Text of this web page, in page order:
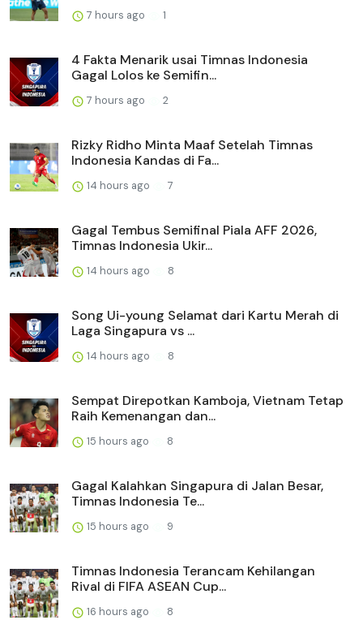
7 hours ago 1
4 Fakta Menarik usai Timnas Indonesia
Gagal Lolos ke Semifin...
7 hours ago 2
Rizky Ridho Minta Maaf Setelah Timnas
Indonesia Kandas di Fa...
14 hours ago 7
Gagal Tembus Semifinal Piala AFF 2026,
Timnas Indonesia Ukir...
14 hours ago 8
Song Ui-young Selamat dari Kartu Merah di
Laga Singapura vs ...
14 hours ago 8
Sempat Direpotkan Kamboja, Vietnam Tetap
Raih Kemenangan dan...
15 hours ago 8
Gagal Kalahkan Singapura di Jalan Besar,
Timnas Indonesia Te...
15 hours ago 9
Timnas Indonesia Terancam Kehilangan
Rival di FIFA ASEAN Cup...
16 hours ago 8